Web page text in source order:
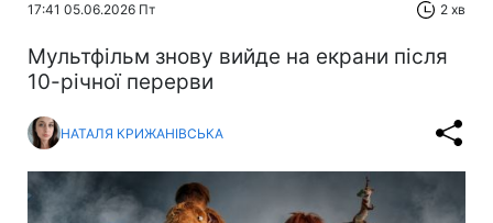
17:41 05.06.2026 Пт 2 хв
Мультфільм знову вийде на екрани після
10-річної перерви
НАТАЛЯ КРИЖАНІВСЬКА